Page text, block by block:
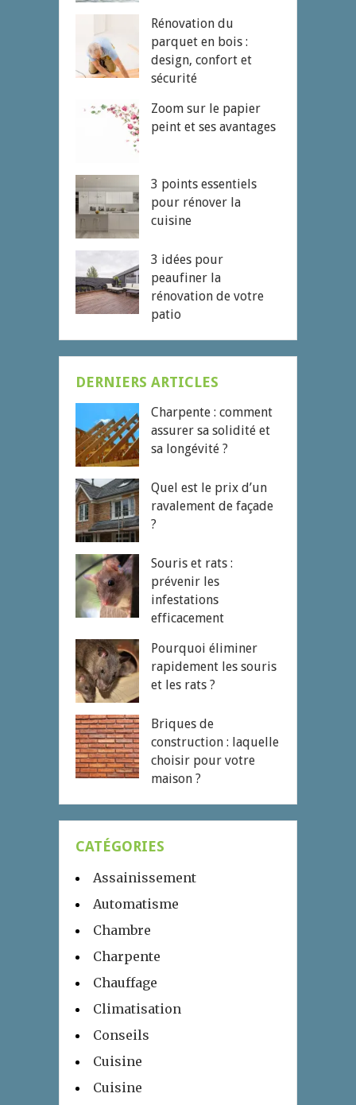
Rénovation du
parquet en bois :
design, confort et
sécurité
Zoom sur le papier
peint et ses avantages
3 points essentiels
pour rénover la
cuisine
3 idées pour
peaufiner la
rénovation de votre
patio
DERNIERS ARTICLES
Charpente : comment
assurer sa solidité et
sa longévité ?
Quel est le prix d’un
ravalement de façade
?
Souris et rats :
prévenir les
infestations
efficacement
Pourquoi éliminer
rapidement les souris
et les rats ?
Briques de
construction : laquelle
choisir pour votre
maison ?
CATÉGORIES
Assainissement
Automatisme
Chambre
Charpente
Chauffage
Climatisation
Conseils
Cuisine
Cuisine